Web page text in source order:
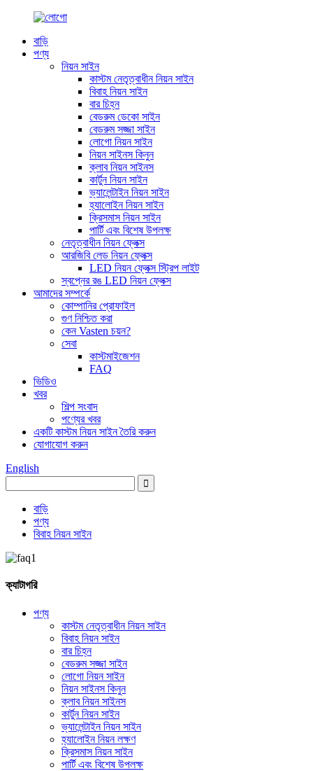
বাড়ি
পণ্য
নিয়ন সাইন
কাস্টম নেতৃত্বাধীন নিয়ন সাইন
বিবাহ নিয়ন সাইন
বার চিহ্ন
বেডরুম ডেকো সাইন
বেডরুম সজ্জা সাইন
লোগো নিয়ন সাইন
নিয়ন সাইনস কিনুন
ক্লাব নিয়ন সাইনস
কার্টুন নিয়ন সাইন
ভ্যালেন্টাইন নিয়ন সাইন
হ্যালোইন নিয়ন সাইন
ক্রিসমাস নিয়ন সাইন
পার্টি এবং বিশেষ উপলক্ষ
নেতৃত্বাধীন নিয়ন ফ্লেক্স
আরজিবি লেড নিয়ন ফ্লেক্স
LED নিয়ন ফ্লেক্স স্ট্রিপ লাইট
স্বপ্নের রঙ LED নিয়ন ফ্লেক্স
আমাদের সম্পর্কে
কোম্পানির প্রোফাইল
গুণ নিশ্চিত করা
কেন Vasten চয়ন?
সেবা
কাস্টমাইজেশন
FAQ
ভিডিও
খবর
শিল্প সংবাদ
পণ্যের খবর
একটি কাস্টম নিয়ন সাইন তৈরি করুন
যোগাযোগ করুন
English
বাড়ি
পণ্য
বিবাহ নিয়ন সাইন
ক্যাটাগরি
পণ্য
কাস্টম নেতৃত্বাধীন নিয়ন সাইন
বিবাহ নিয়ন সাইন
বার চিহ্ন
বেডরুম সজ্জা সাইন
লোগো নিয়ন সাইন
নিয়ন সাইনস কিনুন
ক্লাব নিয়ন সাইনস
কার্টুন নিয়ন সাইন
ভ্যালেন্টাইন নিয়ন সাইন
হ্যালোইন নিয়ন লক্ষণ
ক্রিসমাস নিয়ন সাইন
পার্টি এবং বিশেষ উপলক্ষ